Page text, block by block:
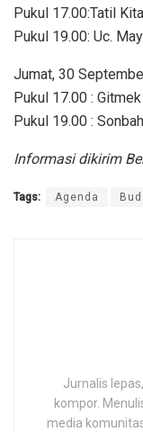
Pukul 17.00:Tatil
Pukul 19.00: Uc.
Jumat, 30
Pukul 17.00 : Gitmek
Pukul 19.00 :
Informasi dikirim
Tags: Agenda
Jurnalis
kompor.
media